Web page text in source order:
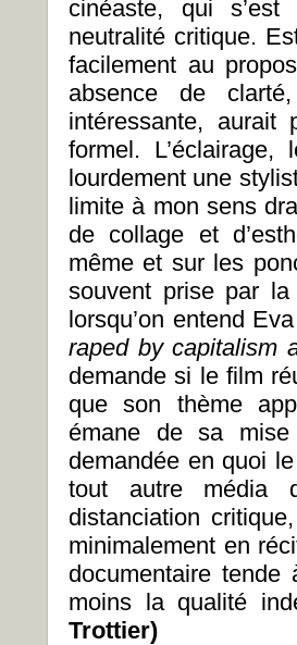
cinéaste, qui s’est
neutralité critique.
facilement au
absence de
intéressante,
formel. L’éclairage,
lourdement une
limite à mon sens
de collage et
même et sur les
souvent prise par
lorsqu’on entend
raped by capitalism
demande si le film
que son thème
émane de sa
demandée en quoi
tout autre média
distanciation
minimalement en
documentaire
moins la qualité
Trottier)